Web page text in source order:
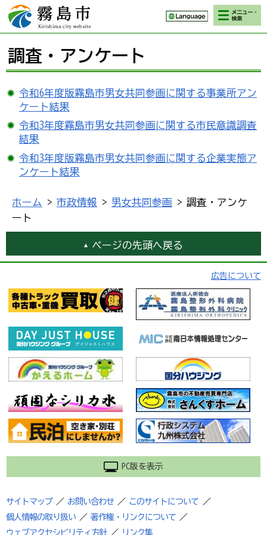
霧島市 Kirishima
city website
検索・メニ
ュー
調査・アンケート
令和6年度版霧島市男女共同参画に関する事業所アン
ケート結果
令和3年度霧島市男女共同参画に関する市民意識調査
結果
令和3年度版霧島市男女共同参画に関する企業実態ア
ンケート結果
ホーム > 市政情報 > 男女共同参画 > 調査・アンケ
ート
ページの先頭へ戻る
広告について
PC版を表示
サイトマップ ／ お問い合わせ ／ このサイトについて
／
個人情報の取り扱い
／ 著作権・リンクについて
／
ウェブアクセシビリティ方針
／ リンク集